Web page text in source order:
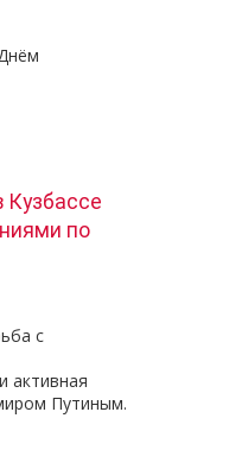
Кузбассе
по
с
активная
Путиным.